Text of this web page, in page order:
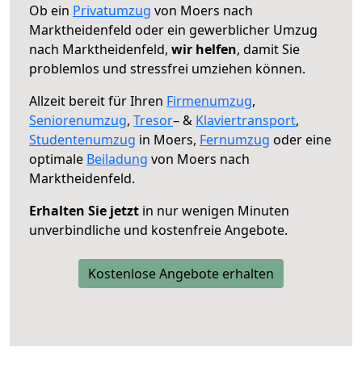
Ob ein Privatumzug von Moers nach
Marktheidenfeld oder ein gewerblicher Umzug
nach Marktheidenfeld, wir helfen, damit Sie
problemlos und stressfrei umziehen können.
Allzeit bereit für Ihren Firmenumzug,
Seniorenumzug, Tresor– & Klaviertransport,
Studentenumzug in Moers, Fernumzug oder eine
optimale Beiladung von Moers nach
Marktheidenfeld.
Erhalten Sie jetzt in nur wenigen Minuten
unverbindliche und kostenfreie Angebote.
Kostenlose Angebote erhalten